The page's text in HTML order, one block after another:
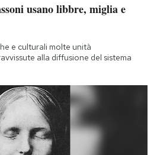
usano libbre, miglia e
e culturali molte unità
alla diffusione del sistema